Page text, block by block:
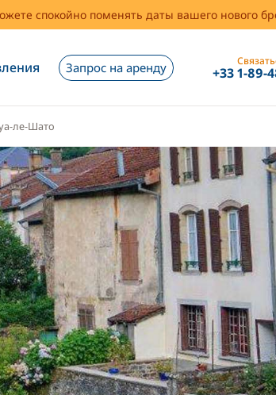
спокойно поменять даты вашего нового
Запрос на аренду +33 1-89-
ле-Шато